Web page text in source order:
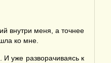
внутри меня, а точнее
ко мне.
уже разворачиваясь к